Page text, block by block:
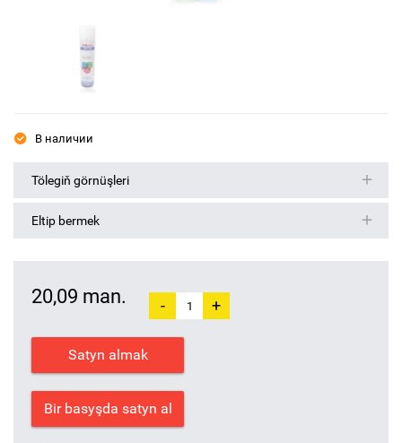
В наличии
Tölegiň görnüşleri
Eltip bermek
20,09 man. - +
Satyn almak
Bir basyşda satyn al